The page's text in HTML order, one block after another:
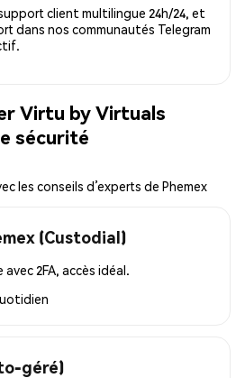
client multilingue 24h/24, et
dans nos communautés Telegram
Virtu by Virtuals
sécurité
les conseils d’experts de Phemex
(Custodial)
2FA, accès idéal.
géré)